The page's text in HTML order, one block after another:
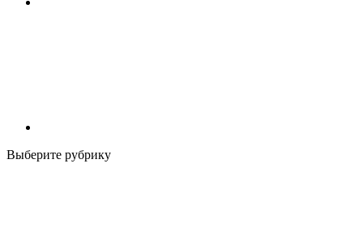
Выберите рубрику